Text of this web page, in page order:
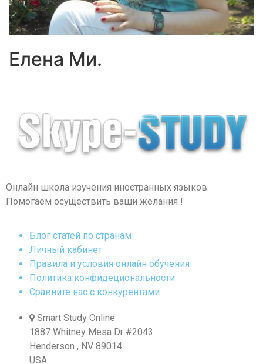
Елена Ми.
Онлайн школа изучения иностранных языков.
Помогаем осуществить ваши желания !
Блог статей по странам
Личный кабинет
Правила и условия онлайн обучения
Политика конфидециональности
Сравните нас с конкурентами
Smart Study Online
1887 Whitney Mesa Dr #2043
Henderson , NV 89014
USA